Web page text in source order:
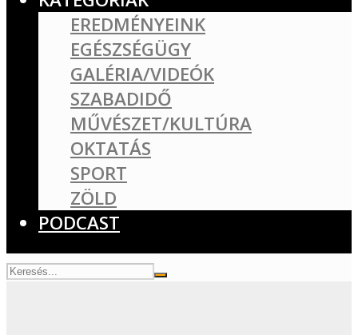
EREDMÉNYEINK
EGÉSZSÉGÜGY
GALÉRIA/VIDEÓK
SZABADIDŐ
MŰVÉSZET/KULTÚRA
OKTATÁS
SPORT
ZÖLD
PODCAST